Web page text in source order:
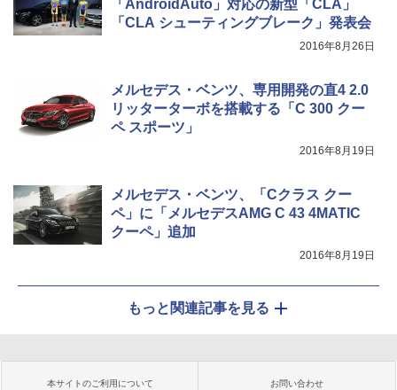
「AndroidAuto」対応の新型「CLA」
「CLA シューティングブレーク」発表会
2016年8月26日
メルセデス・ベンツ、専用開発の直4 2.0
リッターターボを搭載する「C 300 クー
ペ スポーツ」
2016年8月19日
メルセデス・ベンツ、「Cクラス クー
ペ」に「メルセデスAMG C 43 4MATIC
クーペ」追加
2016年8月19日
もっと関連記事を見る
本サイトのご利用について お問い合わせ